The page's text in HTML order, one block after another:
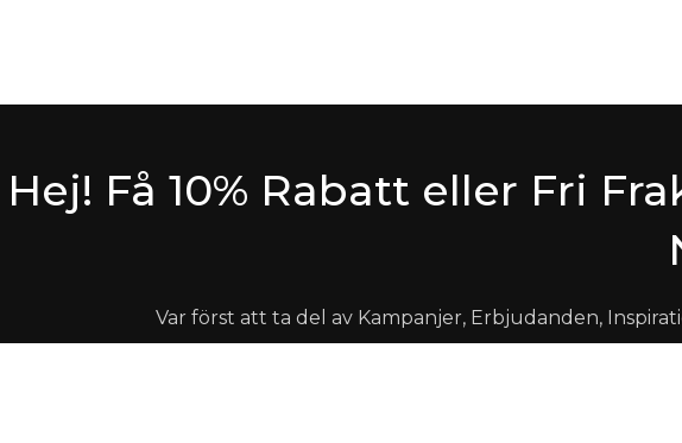
Hej! Få 10% Rabatt eller Fri
Var först att ta del av Kampanjer, Erbjudanden,